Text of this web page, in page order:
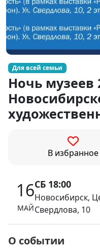
Для всей семьи
Ночь музеев
В избранное
16
МАЙ
СБ 18:00
Новосибирск,
Свердлова, 10
О событии